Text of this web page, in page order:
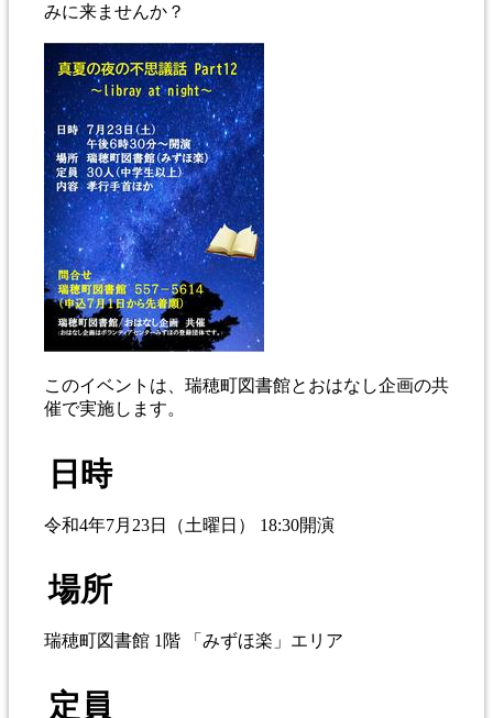
みに来ませんか？
このイベントは、瑞穂町図書館とおはなし企画の共
催で実施します。
日時
令和4年7月23日（土曜日） 18:30開演
場所
瑞穂町図書館 1階 「みずほ楽」エリア
定員